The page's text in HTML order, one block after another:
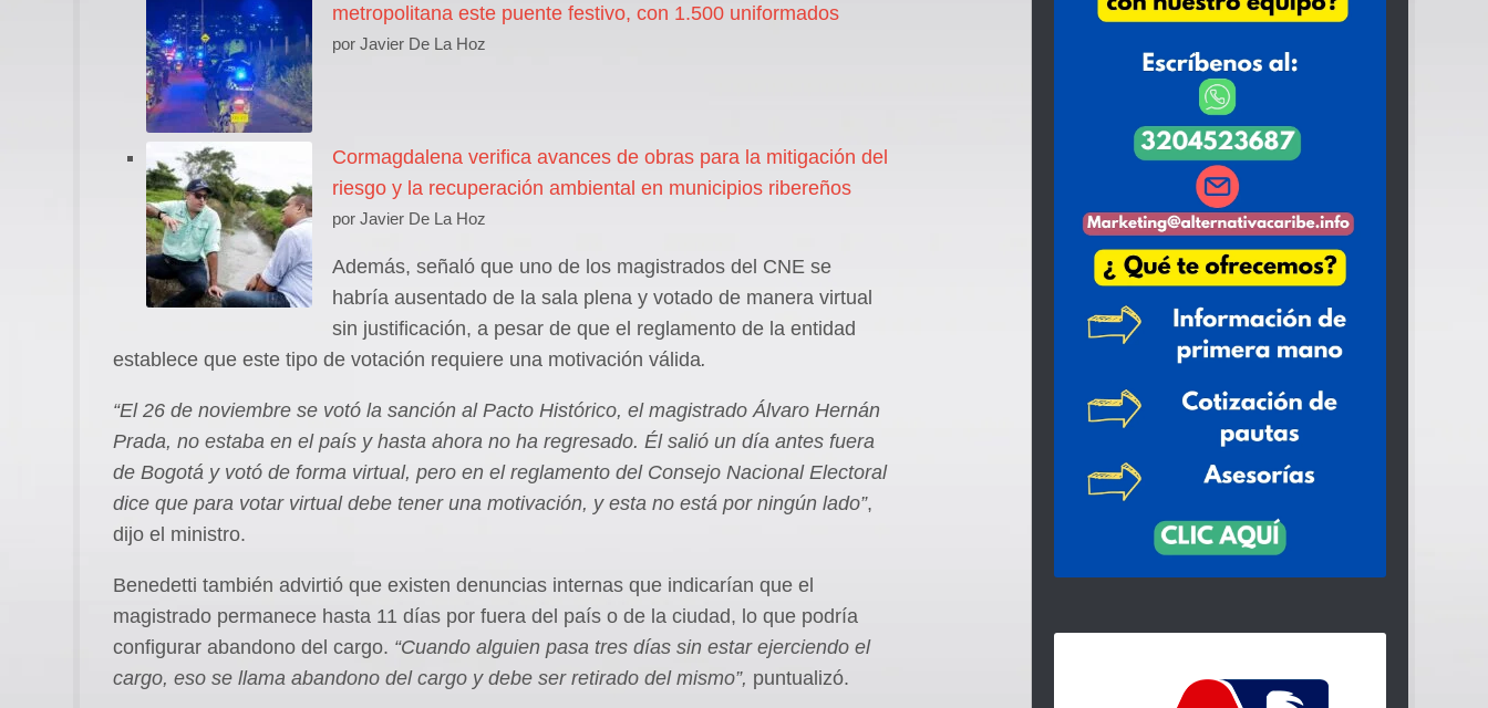
metropolitana este puente festivo, con 1.500 uniformados
por Javier De La Hoz
Cormagdalena verifica avances de obras para la mitigación del
riesgo y la recuperación ambiental en municipios ribereños
por Javier De La Hoz
Además, señaló que uno de los magistrados del CNE se
habría ausentado de la sala plena y votado de manera virtual
sin justificación, a pesar de que el reglamento de la entidad
establece que este tipo de votación requiere una motivación válida.
“El 26 de noviembre se votó la sanción al Pacto Histórico, el magistrado Álvaro Hernán
Prada, no estaba en el país y hasta ahora no ha regresado. Él salió un día antes fuera
de Bogotá y votó de forma virtual, pero en el reglamento del Consejo Nacional Electoral
dice que para votar virtual debe tener una motivación, y esta no está por ningún lado”,
dijo el ministro.
Benedetti también advirtió que existen denuncias internas que indicarían que el
magistrado permanece hasta 11 días por fuera del país o de la ciudad, lo que podría
configurar abandono del cargo. “Cuando alguien pasa tres días sin estar ejerciendo el
cargo, eso se llama abandono del cargo y debe ser retirado del mismo”, puntualizó.